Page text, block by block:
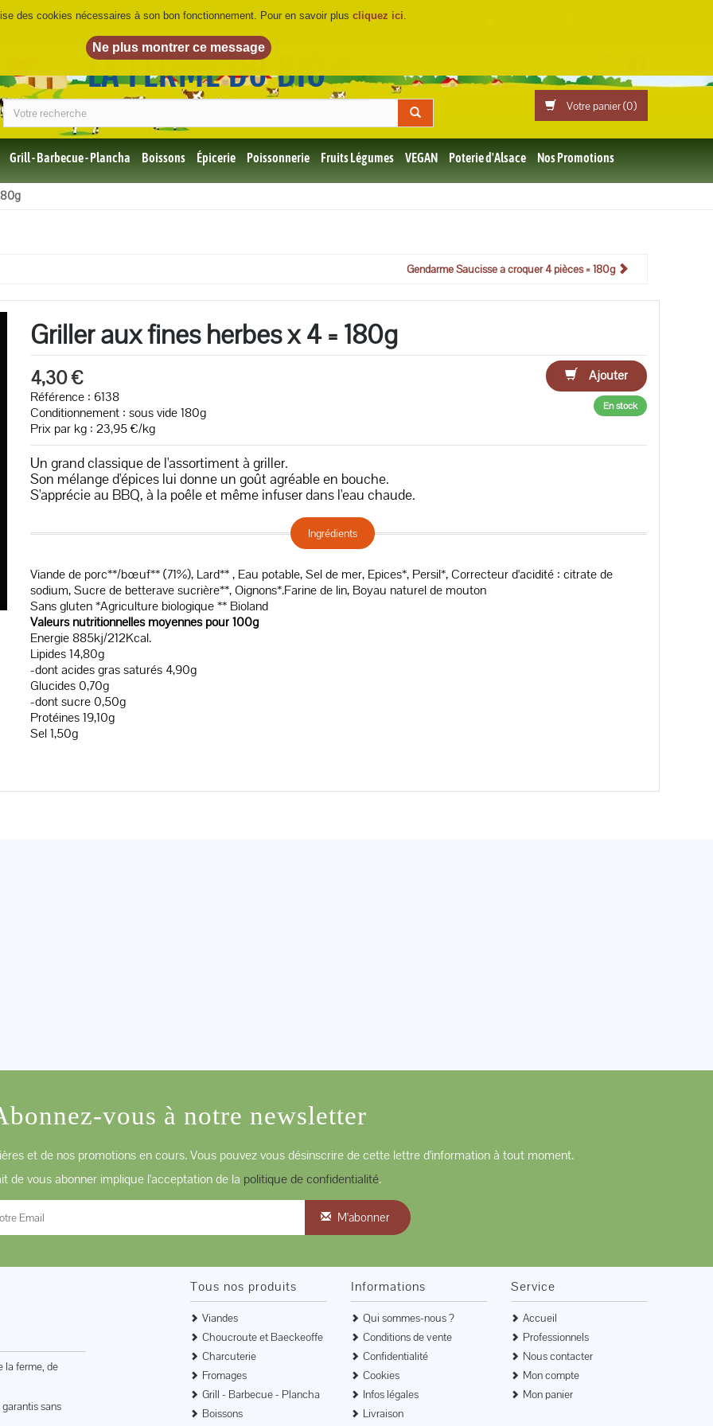
LA FERME DU BIO
Votre panier (0)
Grill - Barbecue - Plancha Boissons Épicerie Poissonnerie Fruits Légumes VEGAN Poterie d'Alsace Nos Promotions
Gendarme Saucisse à croquer 4 pièces = 180g
Griller aux fines herbes x 4 = 180g
4,30 €
Ajouter
Référence : 6138
Conditionnement : sous vide 180g
Prix par kg : 23,95 €/kg
En stock
Un grand classique de l'assortiment à griller.
Son mélange d'épices lui donne un goût agréable en bouche.
S'apprécie au BBQ, à la poêle et même infuser dans l'eau chaude.
Ingrédients
Viande de porc**/bœuf** (71%), Lard** , Eau potable, Sel de mer, Epices*, Persil*, Correcteur d'acidité : citrate de
sodium, Sucre de betterave sucrière**, Oignons*.Farine de lin, Boyau naturel de mouton
Sans gluten *Agriculture biologique ** Bioland
Valeurs nutritionnelles moyennes pour 100g
Energie 885kj/212Kcal.
Lipides 14,80g
-dont acides gras saturés 4,90g
Glucides 0,70g
-dont sucre 0,50g
Protéines 19,10g
Sel 1,50g
vous à notre newsletter
et de nos promotions en cours. Vous pouvez vous désinscrire de cette lettre d'information à tout moment.
de vous abonner implique l'acceptation de la politique de confidentialité.
M'abonner
la ferme, de
sans
Tous nos produits
Viandes
Choucroute et Baeckeoffe
Charcuterie
Fromages
Grill - Barbecue - Plancha
Boissons
Informations
Qui sommes-nous ?
Conditions de vente
Confidentialité
Cookies
Infos légales
Livraison
Service
Accueil
Professionnels
Nous contacter
Mon compte
Mon panier
des cookies nécessaires à son bon fonctionnement. Pour en savoir plus cliquez ici.